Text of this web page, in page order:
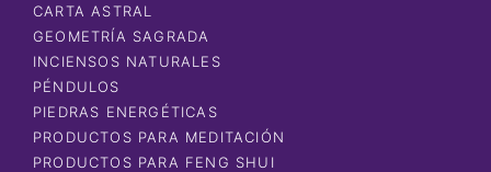
CARTA ASTRAL
GEOMETRÍA SAGRADA
INCIENSOS NATURALES
PÉNDULOS
PIEDRAS ENERGÉTICAS
PRODUCTOS PARA MEDITACIÓN
PRODUCTOS PARA FENG SHUI